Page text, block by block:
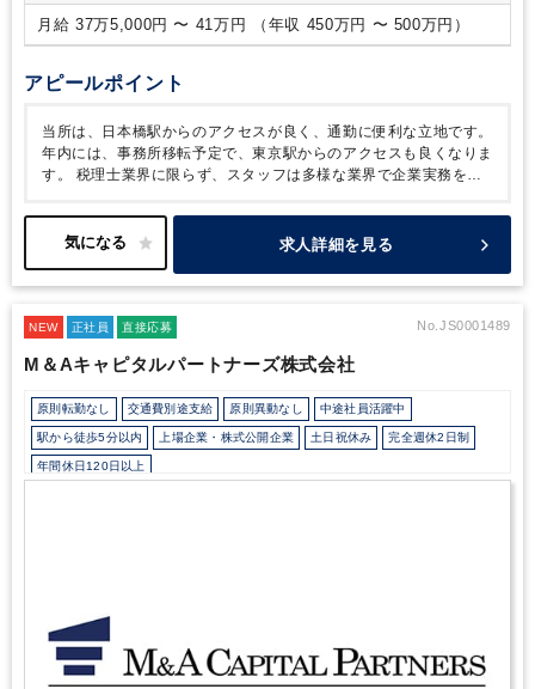
いては面接時に直接ご説明させていただきますので、ご安心く
ださい。）
月給 37万5,000円 〜 41万円 （年収 450万円 〜 500万円）
アピールポイント
当所は、日本橋駅からのアクセスが良く、通勤に便利な立地です。
年内には、事務所移転予定で、東京駅からのアクセスも良くなりま
す。
税理士業界に限らず、スタッフは多様な業界で企業実務を経
す。柔軟性のあるメンバーが多く、風通しの良い職場環境です。
普段の残業はほとんどなく、確定申告時などの繁忙月に多少の残業
所です。未経験者も検討いたします。まずはぜひお気軽にご応募
へ＞当所では原則定時退社・試験前後で柔軟に有給休暇の取得が
自身の担当業務と勉強のバランスをとれるのも特徴です。
コツと勉強をしているスタッフも在籍していますので、
しながら、仕事と勉強の両立を図れる環境となっております。ぜ
ひ前向きにご応募ご検討ください。
求人詳細を見る
NEW 正社員 直接応募 No.JS0001489
M＆Aキャピタルパートナーズ株式会社
原則転勤なし 交通費別途支給 原則異動なし 中途社員活躍中
駅から徒歩5分以内 上場企業・株式公開企業 土日祝休み 完全週休2日制
年間休日120日以上